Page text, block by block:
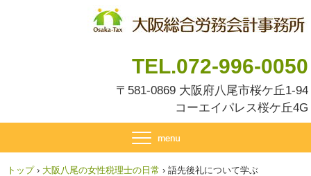
TEL.072-996-0050
〒581-0869 大阪府八尾市桜ケ丘1-94
コーエイパレス桜ケ丘4G
トップ › 大阪八尾の女性税理士の日常 › 語先後礼について学ぶ